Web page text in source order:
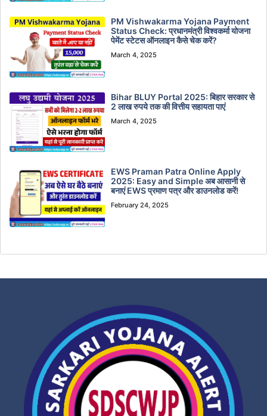
PM Vishwakarma Yojana Payment
Status Check: प्रधानमंत्री विश्वकर्मा योजना
पेमेंट स्टेटस ऑनलाइन कैसे चेक करें?
March 4, 2025
Bihar BLUY Portal 2025: बिहार सरकार से
2 लाख रुपये तक की वित्तीय सहायता पाएं
March 4, 2025
EWS Praman Patra Online Apply
2025: Easy and Simple अब आसानी से
बनाएं EWS प्रमाण पत्र और डाउनलोड करें!
February 24, 2025